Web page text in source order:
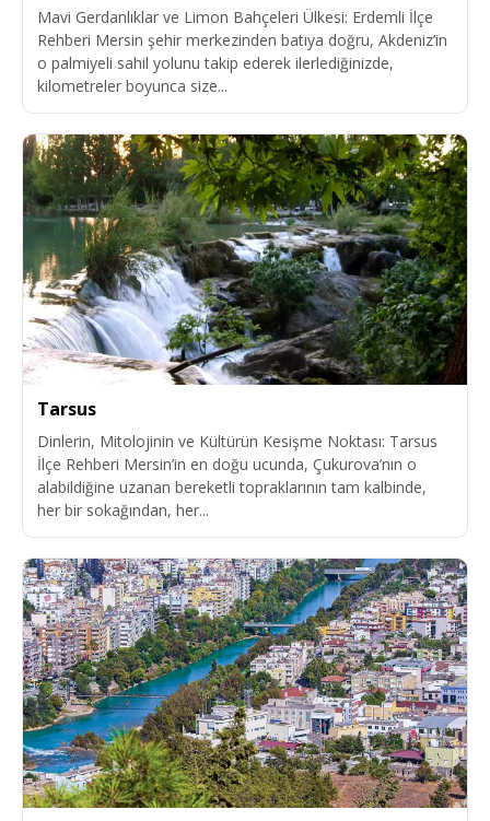
Mavi Gerdanlıklar ve Limon Bahçeleri Ülkesi: Erdemli İlçe
Rehberi Mersin şehir merkezinden batıya doğru, Akdeniz’in
o palmiyeli sahil yolunu takip ederek ilerlediğinizde,
kilometreler boyunca size...
Tarsus
Dinlerin, Mitolojinin ve Kültürün Kesişme Noktası: Tarsus
İlçe Rehberi Mersin’in en doğu ucunda, Çukurova’nın o
alabildiğine uzanan bereketli topraklarının tam kalbinde,
her bir sokağından, her...